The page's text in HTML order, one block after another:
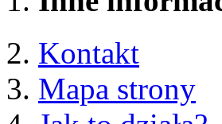
Kontakt
Mapa strony